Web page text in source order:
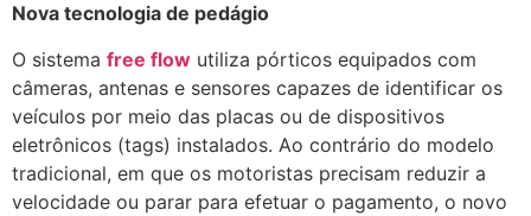
Nova tecnologia de pedágio
O sistema free flow utiliza pórticos equipados com
câmeras, antenas e sensores capazes de identificar os
veículos por meio das placas ou de dispositivos
eletrônicos (tags) instalados. Ao contrário do modelo
tradicional, em que os motoristas precisam reduzir a
velocidade ou parar para efetuar o pagamento, o novo